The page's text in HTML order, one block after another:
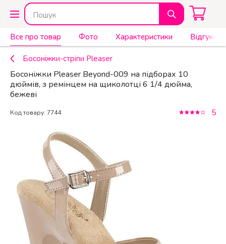
Все про товар Фото Характеристики Відгуки
Босоніжки-стріпи Pleaser
Босоніжки Pleaser Beyond-009 на підборах 10
дюймів, з ремінцем на щиколотці 6 1/4 дюйма,
бежеві
5
Код товару: 7744